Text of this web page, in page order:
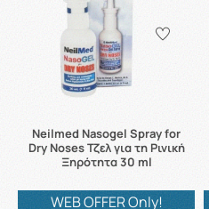
Neilmed Nasogel Spray for
Dry Noses Τζελ για τη Ρινική
Ξηρότητα 30 ml
WEB OFFER Only!